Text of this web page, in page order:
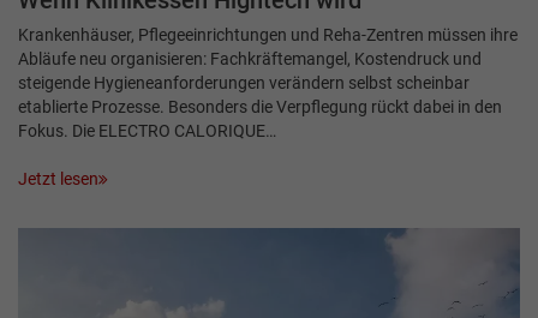
Krankenhäuser, Pflegeeinrichtungen und Reha-Zentren müssen ihre
Abläufe neu organisieren: Fachkräftemangel, Kostendruck und
steigende Hygieneanforderungen verändern selbst scheinbar
etablierte Prozesse. Besonders die Verpflegung rückt dabei in den
Fokus. Die ELECTRO CALORIQUE…
Jetzt lesen